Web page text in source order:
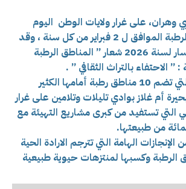
على غرار ولايات الوطن اليوم
العالمي للمناطق الرطبة الموافق ل 2 فبراير من كل سنة ، وقد
اختارت اتفاقية رامسار لسنة 2026 شعار ” المناطق الرطبة
” الاحتفاء بالتراث الثقافي ” .
ونذكر أن وهران، التي تضم 10 مناطق رطبة أمامها الكثير
بحيرة أم غلاز بوادي تليلات وتلامين على غرار
التي تستفيد من كبرى مشاريع التهيئة مع
الهامة التي تترجم الارادة الحية
الرطبة وكسبها لمنتزهات حيوية طبيعية